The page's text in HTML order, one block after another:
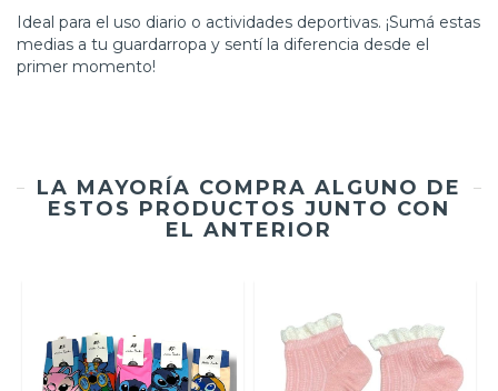
Ideal para el uso diario o actividades deportivas. ¡Sumá estas
medias a tu guardarropa y sentí la diferencia desde el
primer momento!
LA MAYORÍA COMPRA ALGUNO DE
ESTOS PRODUCTOS JUNTO CON
EL ANTERIOR